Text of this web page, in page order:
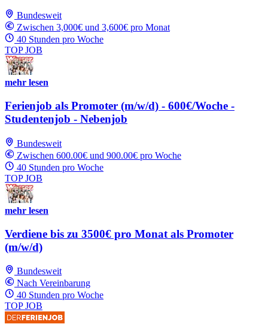
Bundesweit
Zwischen 3,000€ und 3,600€ pro Monat
40 Stunden pro Woche
TOP JOB
mehr lesen
Ferienjob als Promoter (m/w/d) - 600€/Woche -
Studentenjob - Nebenjob
Bundesweit
Zwischen 600.00€ und 900.00€ pro Woche
40 Stunden pro Woche
TOP JOB
mehr lesen
Verdiene bis zu 3500€ pro Monat als Promoter
(m/w/d)
Bundesweit
Nach Vereinbarung
40 Stunden pro Woche
TOP JOB